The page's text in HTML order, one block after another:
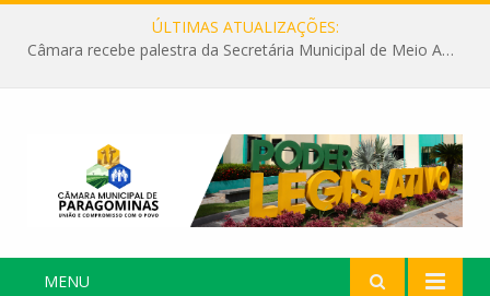
ÚLTIMAS ATUALIZAÇÕES:
Câmara recebe palestra da Secretária Municipal de Meio Ambiente sobre as ações da “SEMANA DO MEIO AMBIENTE”
MENU